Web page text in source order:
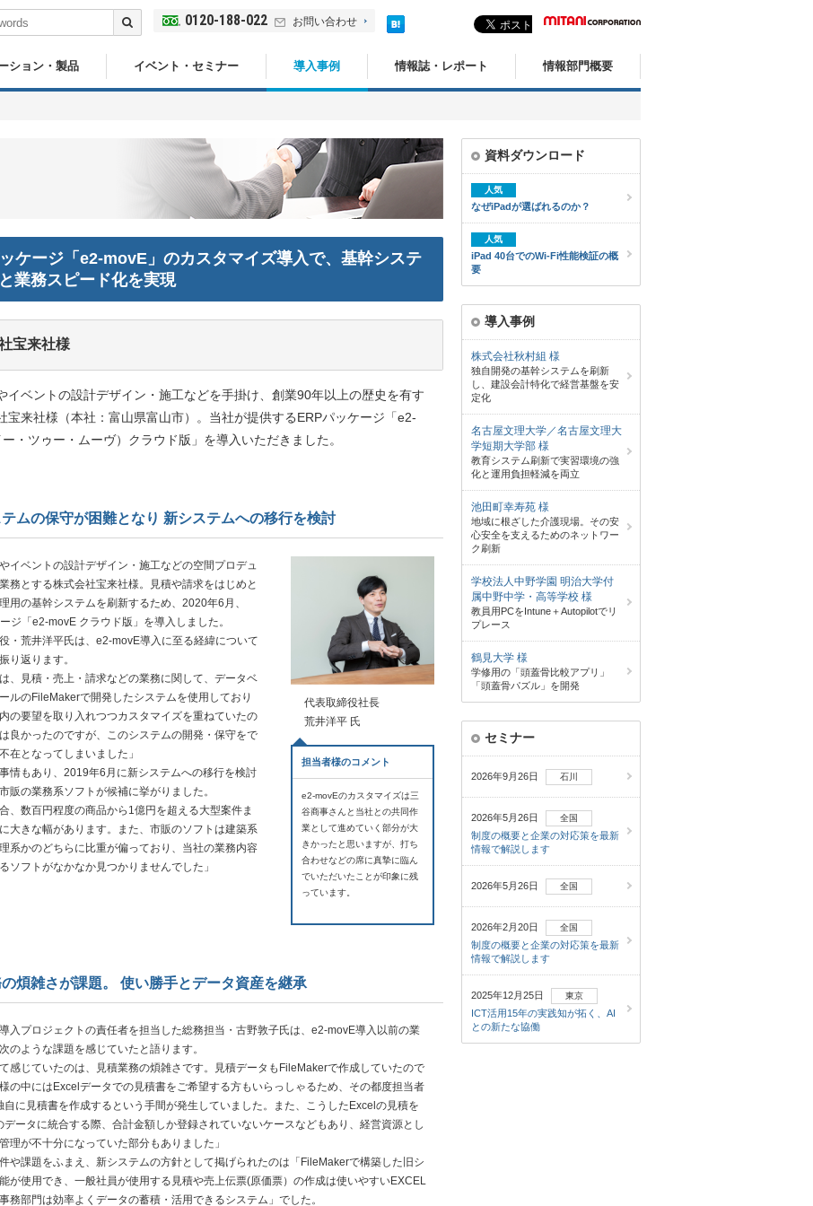
0120-188-022 お問い合わせ
ション・製品 イベント・セミナー 導入事例 情報誌・レポート 情報部門概要
ケージ「e2-movE」のカスタマイズ導入で、基幹システ
業務スピード化を実現
宝来社様
イベントの設計デザイン・施工などを手掛け、創業90年以上の歴史を有す
宝来社様（本社：富山県富山市）。当社が提供するERPパッケージ「e2-
・ツゥー・ムーヴ）クラウド版」を導入いただきました。
ムの保守が困難となり 新システムへの移行を検討
イベントの設計デザイン・施工などの空間プロデュ
務とする株式会社宝来社様。見積や請求をはじめと
用の基幹システムを刷新するため、2020年6月、
ジ「e2-movE クラウド版」を導入しました。
・荒井洋平氏は、e2-movE導入に至る経緯について
り返ります。
は、見積・売上・請求などの業務に関して、データベ
ルのFileMakerで開発したシステムを使用しており
の要望を取り入れつつカスタマイズを重ねていたの
良かったのですが、このシステムの開発・保守をで
在となってしまいました」
情もあり、2019年6月に新システムへの移行を検討
販の業務系ソフトが候補に挙がりました。
合、数百円程度の商品から1億円を超える大型案件ま
大きな幅があります。また、市販のソフトは建築系
系かのどちらに比重が偏っており、当社の業務内容
ソフトがなかなか見つかりませんでした」
代表取締役社長
荒井洋平 氏
担当者様のコメント
e2-movEのカスタマイズは三
谷商事さんと当社との共同作
業として進めていく部分が大
きかったと思いますが、打ち
合わせなどの席に真摯に臨ん
でいただいたことが印象に残
っています。
の煩雑さが課題。 使い勝手とデータ資産を継承
入プロジェクトの責任者を担当した総務担当・古野敦子氏は、e2-movE導入以前の業
のような課題を感じていたと語ります。
て感じていたのは、見積業務の煩雑さです。見積データもFileMakerで作成していたので
の中にはExcelデータでの見積書をご希望する方もいらっしゃるため、その都度担当者
自に見積書を作成するという手間が発生していました。また、こうしたExcelの見積を
データに統合する際、合計金額しか登録されていないケースなどもあり、経営資源とし
理が不十分になっていた部分もありました」
や課題をふまえ、新システムの方針として掲げられたのは「FileMakerで構築した旧シ
が使用でき、一般社員が使用する見積や売上伝票(原価票）の作成は使いやすいEXCEL
務部門は効率よくデータの蓄積・活用できるシステム」でした。
資料ダウンロード
人気
なぜiPadが選ばれるのか？
人気
iPad 40台でのWi-Fi性能検証の概
要
導入事例
株式会社秋村組 様
独自開発の基幹システムを刷新
し、建設会計特化で経営基盤を安
定化
名古屋文理大学／名古屋文理大
学短期大学部 様
教育システム刷新で実習環境の強
化と運用負担軽減を両立
池田町幸寿苑 様
地域に根ざした介護現場。その安
心安全を支えるためのネットワー
ク刷新
学校法人中野学園 明治大学付
属中野中学・高等学校 様
教員用PCをIntune＋Autopilotでリ
プレース
鶴見大学 様
学修用の「頭蓋骨比較アプリ」
「頭蓋骨パズル」を開発
セミナー
2026年9月26日 石川
2026年5月26日 全国
制度の概要と企業の対応策を最新
情報で解説します
2026年5月26日 全国
2026年2月20日 全国
制度の概要と企業の対応策を最新
情報で解説します
2025年12月25日 東京
ICT活用15年の実践知が拓く、AI
との新たな協働